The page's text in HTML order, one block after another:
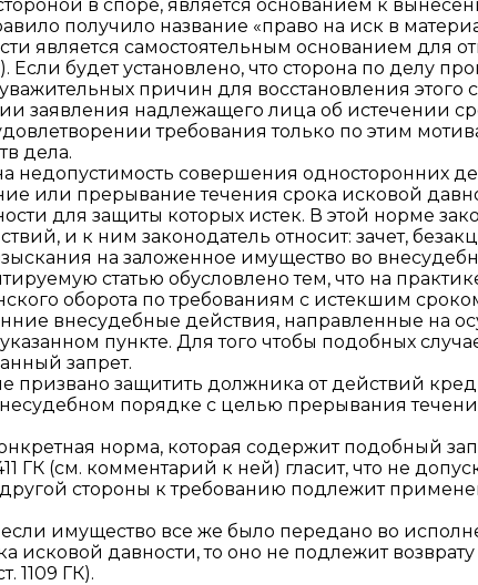
в споре, является основанием к
получило название «право на иск в
является самостоятельным основанием для
Если будет установлено, что сторона по делу
причин для восстановления этого
заявления надлежащего лица об истечении
требования только по этим
дела.
недопустимость совершения односторонних
или прерывание течения срока исковой
для защиты которых истек. В этой норме
и к ним законодатель относит: зачет,
на заложенное имущество во
статью обусловлено тем, что на
оборота по требованиям с истекшим
внесудебные действия, направленные на
пункте. Для того чтобы подобных
запрет.
призвано защитить должника от действий
порядке с целью прерывания
норма, которая содержит подобный
ГК (см. комментарий к ней) гласит, что не
стороны к требованию подлежит
если имущество все же было передано во
исковой давности, то оно не подлежит возврату
1109 ГК).